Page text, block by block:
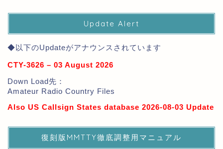
Update Alert
◆以下のUpdateがアナウンスされています
CTY-3626 – 03 August 2026
Down Load先：
Amateur Radio Country Files
Also US Callsign States database 2026-08-03 Update
復刻版MMTTY徹底調整用マニュアル